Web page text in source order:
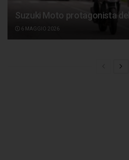
Suzuki Moto protagonista
6 MAGGIO 2026